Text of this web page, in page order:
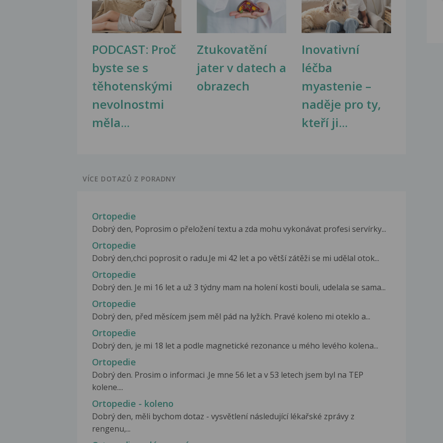
PODCAST: Proč
byste se s
těhotenskými
nevolnostmi
měla...
Ztukovatění
jater v datech a
obrazech
Inovativní
léčba
myastenie –
naděje pro ty,
kteří ji...
VÍCE DOTAZŮ Z PORADNY
Ortopedie
Dobrý den, Poprosim o přeložení textu a zda mohu vykonávat profesi servírky...
Ortopedie
Dobrý den,chci poprosit o radu.Je mi 42 let a po větší zátěži se mi udělal otok...
Ortopedie
Dobrý den. Je mi 16 let a už 3 týdny mam na holení kosti bouli, udelala se sama...
Ortopedie
Dobrý den, před měsícem jsem měl pád na lyžích. Pravé koleno mi oteklo a...
Ortopedie
Dobrý den, je mi 18 let a podle magnetické rezonance u mého levého kolena...
Ortopedie
Dobrý den. Prosim o informaci .Je mne 56 let a v 53 letech jsem byl na TEP
kolene....
Ortopedie - koleno
Dobrý den, měli bychom dotaz - vysvětlení následující lékařské zprávy z
rengenu,...